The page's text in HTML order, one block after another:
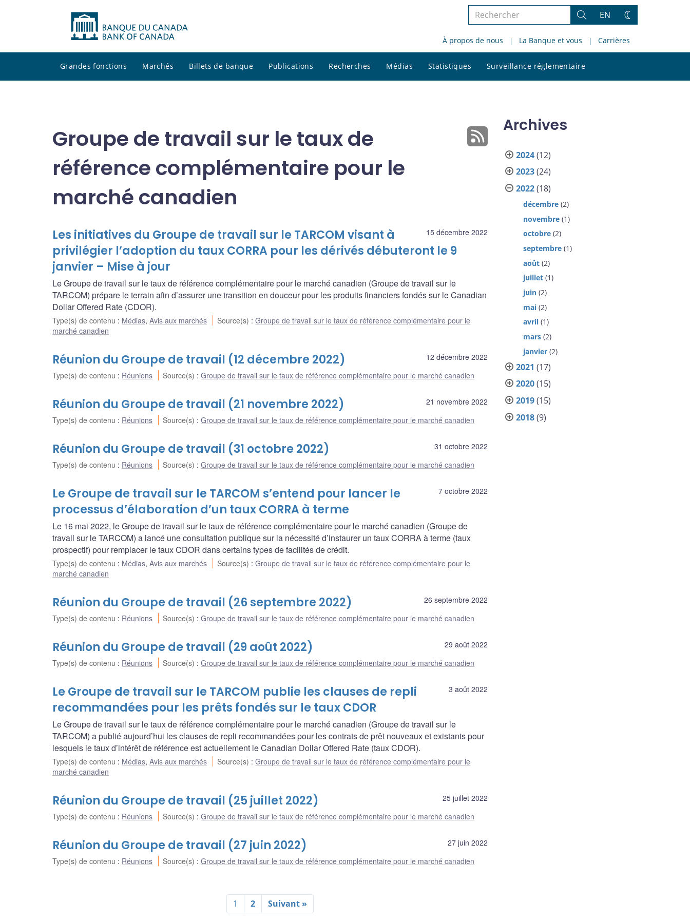
Rechercher
le
site
Rechercher
EN
Changez
thème
À propos de nous La Banque et vous Carrières
Grandes fonctions Marchés Billets de banque Publications Recherches Médias Statistiques Surveillance réglementaire
le
Groupe de travail sur le taux de
référence complémentaire pour le
marché canadien
15 décembre 2022
Les initiatives du Groupe de travail sur le TARCOM visant à
privilégier l’adoption du taux CORRA pour les dérivés débuteront le 9
janvier – Mise à jour
Le Groupe de travail sur le taux de référence complémentaire pour le marché canadien (Groupe de travail sur le
TARCOM) prépare le terrain afin d’assurer une transition en douceur pour les produits financiers fondés sur le Canadian
Dollar Offered Rate (CDOR).
Type(s) de contenu : Médias, Avis aux marchés Source(s) :Groupe de travail sur le taux de référence complémentaire pour le
marché canadien
12 décembre 2022
Réunion du Groupe de travail (12 décembre 2022)
Type(s) de contenu : Réunions Source(s) :Groupe de travail sur le taux de référence complémentaire pour le marché canadien
21 novembre 2022
Réunion du Groupe de travail (21 novembre 2022)
Type(s) de contenu : Réunions Source(s) :Groupe de travail sur le taux de référence complémentaire pour le marché canadien
31 octobre 2022
Réunion du Groupe de travail (31 octobre 2022)
Type(s) de contenu : Réunions Source(s) :Groupe de travail sur le taux de référence complémentaire pour le marché canadien
7 octobre 2022
Le Groupe de travail sur le TARCOM s’entend pour lancer le
processus d’élaboration d’un taux CORRA à terme
Le 16 mai 2022, le Groupe de travail sur le taux de référence complémentaire pour le marché canadien (Groupe de
travail sur le TARCOM) a lancé une consultation publique sur la nécessité d’instaurer un taux CORRA à terme (taux
prospectif) pour remplacer le taux CDOR dans certains types de facilités de crédit.
Type(s) de contenu : Médias, Avis aux marchés Source(s) :Groupe de travail sur le taux de référence complémentaire pour le
marché canadien
26 septembre 2022
Réunion du Groupe de travail (26 septembre 2022)
Type(s) de contenu : Réunions Source(s) :Groupe de travail sur le taux de référence complémentaire pour le marché canadien
29 août 2022
Réunion du Groupe de travail (29 août 2022)
Type(s) de contenu : Réunions Source(s) :Groupe de travail sur le taux de référence complémentaire pour le marché canadien
3 août 2022
Le Groupe de travail sur le TARCOM publie les clauses de repli
recommandées pour les prêts fondés sur le taux CDOR
Le Groupe de travail sur le taux de référence complémentaire pour le marché canadien (Groupe de travail sur le
TARCOM) a publié aujourd’hui les clauses de repli recommandées pour les contrats de prêt nouveaux et existants pour
lesquels le taux d’intérêt de référence est actuellement le Canadian Dollar Offered Rate (taux CDOR).
Type(s) de contenu : Médias, Avis aux marchés Source(s) :Groupe de travail sur le taux de référence complémentaire pour le
marché canadien
25 juillet 2022
Réunion du Groupe de travail (25 juillet 2022)
Type(s) de contenu : Réunions Source(s) :Groupe de travail sur le taux de référence complémentaire pour le marché canadien
27 juin 2022
Réunion du Groupe de travail (27 juin 2022)
Type(s) de contenu : Réunions Source(s) :Groupe de travail sur le taux de référence complémentaire pour le marché canadien
1 2 Suivant »
Archives
2024(12)
2023(24)
2022(18)
décembre (2)
novembre (1)
octobre (2)
septembre (1)
août (2)
juillet (1)
juin (2)
mai (2)
avril (1)
mars (2)
janvier (2)
2021 (17)
2020(15)
2019(15)
2018(9)